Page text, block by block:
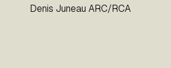
Denis Juneau ARC/RCA